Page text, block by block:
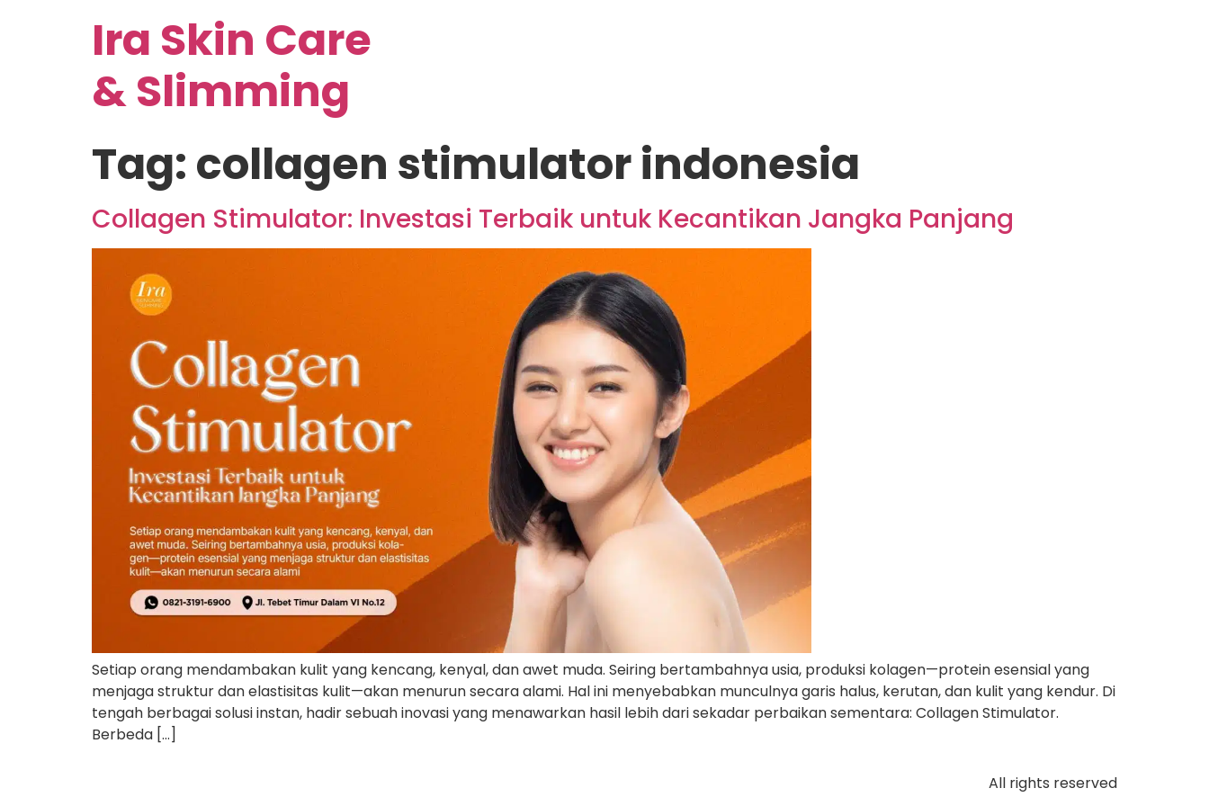
Ira Skin Care
& Slimming
Tag:collagen stimulator indonesia
Collagen Stimulator: Investasi Terbaik untuk Kecantikan Jangka Panjang
Setiap orang mendambakan kulit yang kencang, kenyal, dan awet muda. Seiring bertambahnya usia, produksi kolagen—protein esensial yang
menjaga struktur dan elastisitas kulit—akan menurun secara alami. Hal ini menyebabkan munculnya garis halus, kerutan, dan kulit yang kendur. Di
tengah berbagai solusi instan, hadir sebuah inovasi yang menawarkan hasil lebih dari sekadar perbaikan sementara: Collagen Stimulator.
Berbeda […]
All rights reserved